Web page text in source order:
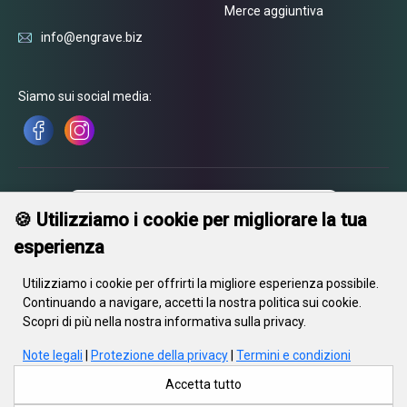
Quanto tempo richiede la produzione?
Il distintivo viene inciso
in tempi rapidi dopo l’ordine e spedito con garanzia di qualità.
Merce aggiuntiva
info@engrave.biz
Siamo sui social media:
S.r.l. «In Gravity», sede legale: 220002, Repubblica di Bielorussia, Minsk,
via Kiseleva, 55, ufficio 23. Iscritta al registro delle imprese dal 21
🍪 Utilizziamo i cookie per migliorare la tua
esperienza
Utilizziamo i cookie per offrirti la migliore esperienza possibile.
Continuando a navigare, accetti la nostra politica sui cookie.
Scopri di più nella nostra informativa sulla privacy.
Note legali Protezione della privacy Termini e condizioni
Accetta tutto